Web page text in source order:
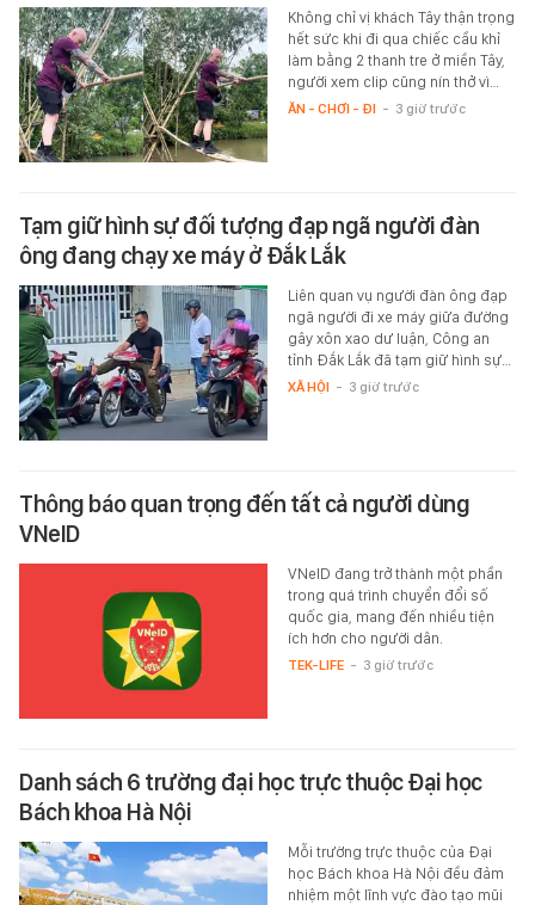
Không chỉ vị khách Tây thận trọng
hết sức khi đi qua chiếc cầu khỉ
làm bằng 2 thanh tre ở miền Tây,
người xem clip cũng nín thở vì…
ĂN - CHƠI - ĐI - 3 giờ trước
Tạm giữ hình sự đối tượng đạp ngã người đàn
ông đang chạy xe máy ở Đắk Lắk
Liên quan vụ người đàn ông đạp
ngã người đi xe máy giữa đường
gây xôn xao dư luận, Công an
tỉnh Đắk Lắk đã tạm giữ hình sự…
XÃ HỘI - 3 giờ trước
Thông báo quan trọng đến tất cả người dùng
VNeID
VNeID đang trở thành một phần
trong quá trình chuyển đổi số
quốc gia, mang đến nhiều tiện
ích hơn cho người dân.
TEK-LIFE - 3 giờ trước
Danh sách 6 trường đại học trực thuộc Đại học
Bách khoa Hà Nội
Mỗi trường trực thuộc của Đại
học Bách khoa Hà Nội đều đảm
nhiệm một lĩnh vực đào tạo mũi